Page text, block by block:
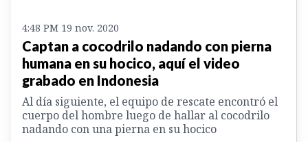
4:48 PM 19 nov. 2020
Captan a cocodrilo nadando con pierna
humana en su hocico, aquí el video
grabado en Indonesia
Al día siguiente, el equipo de rescate encontró el
cuerpo del hombre luego de hallar al cocodrilo
nadando con una pierna en su hocico